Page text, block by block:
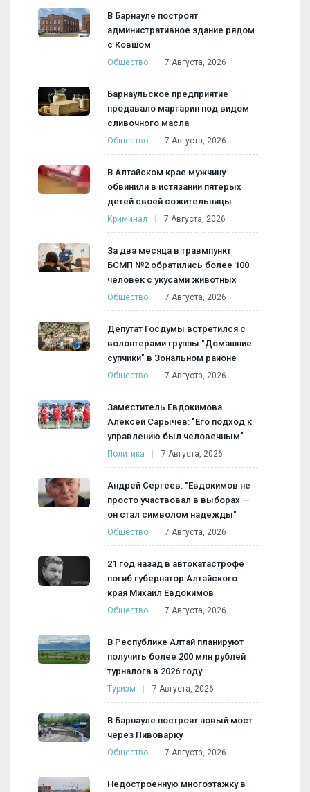
В Барнауле построят
административное здание рядом
с Ковшом
Общество 7 Августа, 2026
Барнаульское предприятие
продавало маргарин под видом
сливочного масла
Общество 7 Августа, 2026
В Алтайском крае мужчину
обвинили в истязании пятерых
детей своей сожительницы
Криминал 7 Августа, 2026
За два месяца в травмпункт
БСМП №2 обратились более 100
человек с укусами животных
Общество 7 Августа, 2026
Депутат Госдумы встретился с
волонтерами группы "Домашние
супчики" в Зональном районе
Общество 7 Августа, 2026
Заместитель Евдокимова
Алексей Сарычев: "Его подход к
управлению был человечным"
Политика 7 Августа, 2026
Андрей Сергеев: "Евдокимов не
просто участвовал в выборах —
он стал символом надежды"
Общество 7 Августа, 2026
21 год назад в автокатастрофе
погиб губернатор Алтайского
края Михаил Евдокимов
Общество 7 Августа, 2026
В Республике Алтай планируют
получить более 200 млн рублей
турналога в 2026 году
Туризм 7 Августа, 2026
В Барнауле построят новый мост
через Пивоварку
Общество 7 Августа, 2026
Недостроенную многоэтажку в